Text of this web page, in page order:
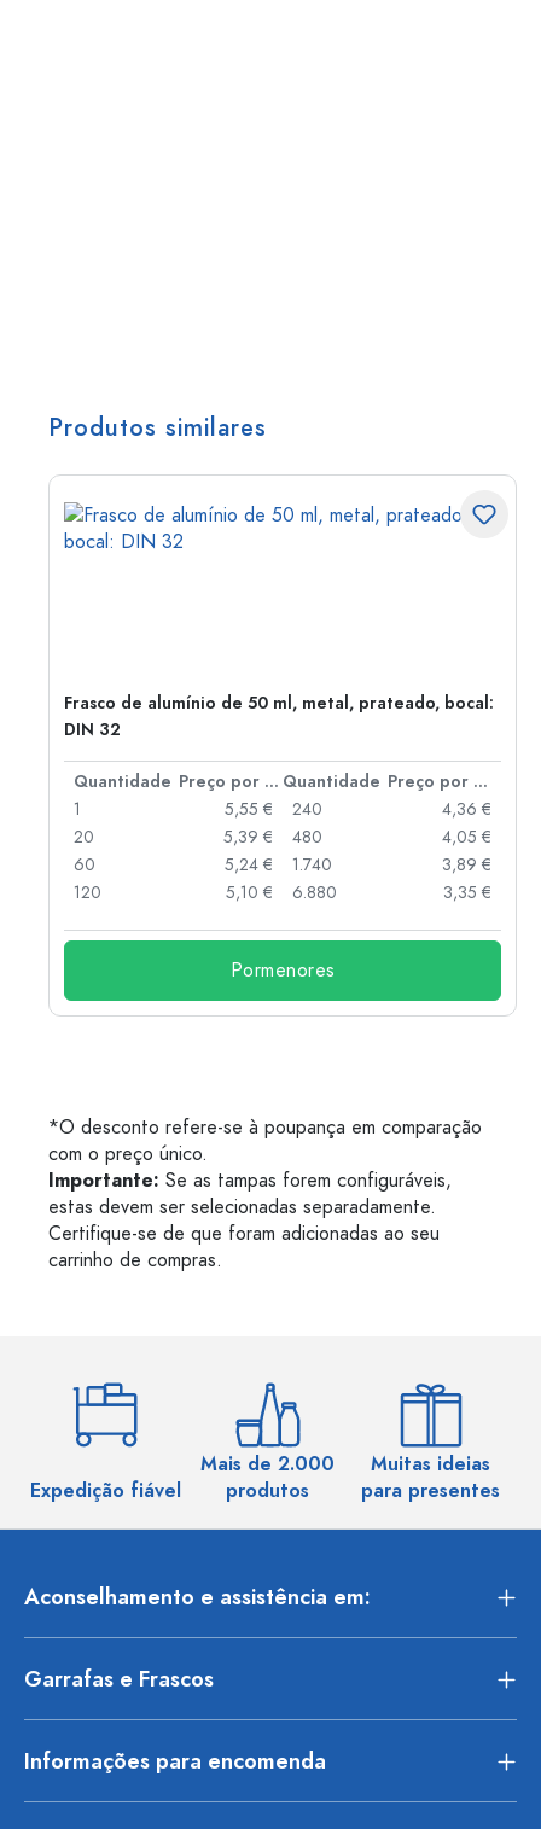
Produtos similares
Frasco de alumínio de 50 ml, metal, prateado, bocal:
DIN 32
Quantidade Preço por peça Quantidade
Preço por peça
1
5,55 €
20
5,39 €
60
5,24 €
120
5,10 €
240
4,36 €
480
4,05 €
1.740
3,89 €
6.880
3,35 €
Pormenores
*O desconto refere-se à poupança em comparação
com o preço único.
Importante: Se as tampas forem configuráveis,
estas devem ser selecionadas separadamente.
Certifique-se de que foram adicionadas ao seu
carrinho de compras.
Expedição fiável
Mais de 2.000
produtos
Muitas ideias
para presentes
Aconselhamento e assistência em:
Garrafas e Frascos
Informações para encomenda